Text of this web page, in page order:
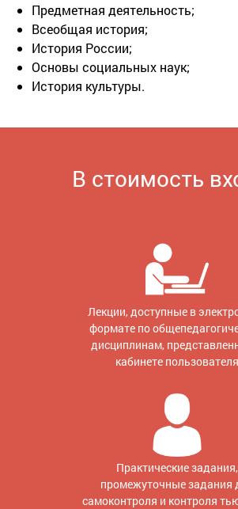
Предметная деятельность;
Всеобщая история;
История России;
Основы социальных наук;
История культуры.
В стоимость
Лекции, доступные в
формате по
дисциплинам,
кабинете пользователя
Практические задания,
промежуточные задания
самоконтроля и контроля